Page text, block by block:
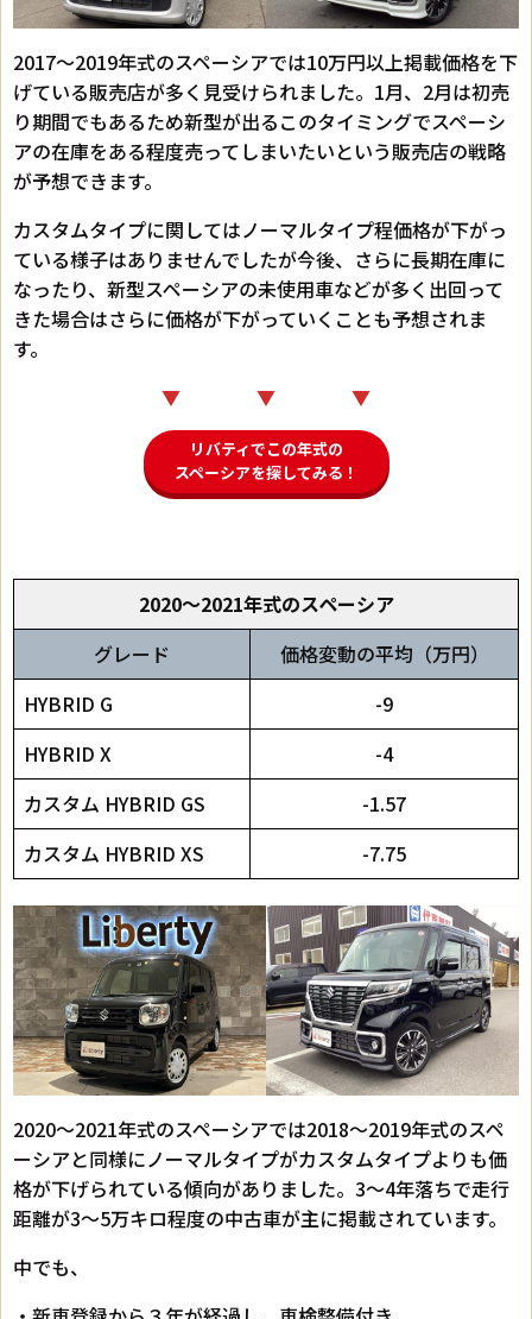
2017～2019年式のスペーシアでは10万円以上掲載価格を下
げている販売店が多く見受けられました。1月、2月は初売
り期間でもあるため新型が出るこのタイミングでスペーシ
アの在庫をある程度売ってしまいたいという販売店の戦略
が予想できます。
カスタムタイプに関してはノーマルタイプ程価格が下がっ
ている様子はありませんでしたが今後、さらに長期在庫に
なったり、新型スペーシアの未使用車などが多く出回って
きた場合はさらに価格が下がっていくことも予想されま
す。
▼ ▼ ▼
リバティでこの年式の
スペーシアを探してみる！
2020～2021年式のスペーシア
グレード
価格変動の平均（万円）
HYBRID G
-9
HYBRID X
-4
カスタム HYBRID GS
-1.57
カスタム HYBRID XS
-7.75
2020～2021年式のスペーシアでは2018～2019年式のスペ
ーシアと同様にノーマルタイプがカスタムタイプよりも価
格が下げられている傾向がありました。3～4年落ちで走行
距離が3～5万キロ程度の中古車が主に掲載されています。
中でも、